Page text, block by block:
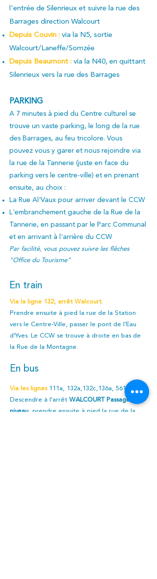
l'entrée de Silenrieux et suivre la rue des
Barrages direction Walcourt
Depuis Couvin : via la N5, sortie
Walcourt/Laneffe/Somzée
Depuis Beaumont : via la N40, en quittant
Silenrieux vers la rue des Barrages
PARKING
A 7 minutes à pied du Centre culturel se
trouve un vaste parking, le long de la rue
des Barrages, au feu tricolore. Vous
pouvez vous y garer et nous rejoindre via
la rue de la Tannerie (juste en face du
parking vers le centre-ville) et en prenant
ensuite, au choix :
La Rue Al'Vaux pour arriver devant le CCW
L'embranchement gauche de la Rue de la
Tannerie, en passant par le Parc Communal
et en arrivant à l'arrière du CCW
Par facilité, vous pouvez suivre les flêches
"Office du Tourisme"
En train
Via la ligne 132, arrêt Walcourt.
Prendre ensuite à pied la rue de la Station
vers le Centre-Ville, passer le pont de l'Eau
d'Yves. Le CCW se trouve à droite en bas de
la Rue de la Montagne.
En bus
Via les lignes 111a, 132a,132c,136a, 561, Rbus
Descendre à l'arrêt WALCOURT Passage à
niveau , prendre ensuite à pied la rue de la